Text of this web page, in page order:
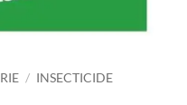
/ INSECTICIDE